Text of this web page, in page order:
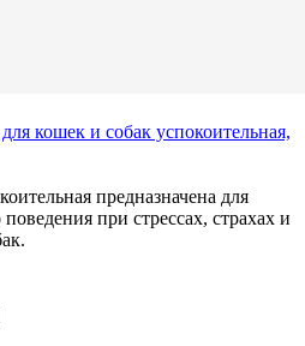
кошек и собак успокоительная,
предназначена для
при стрессах, страхах и